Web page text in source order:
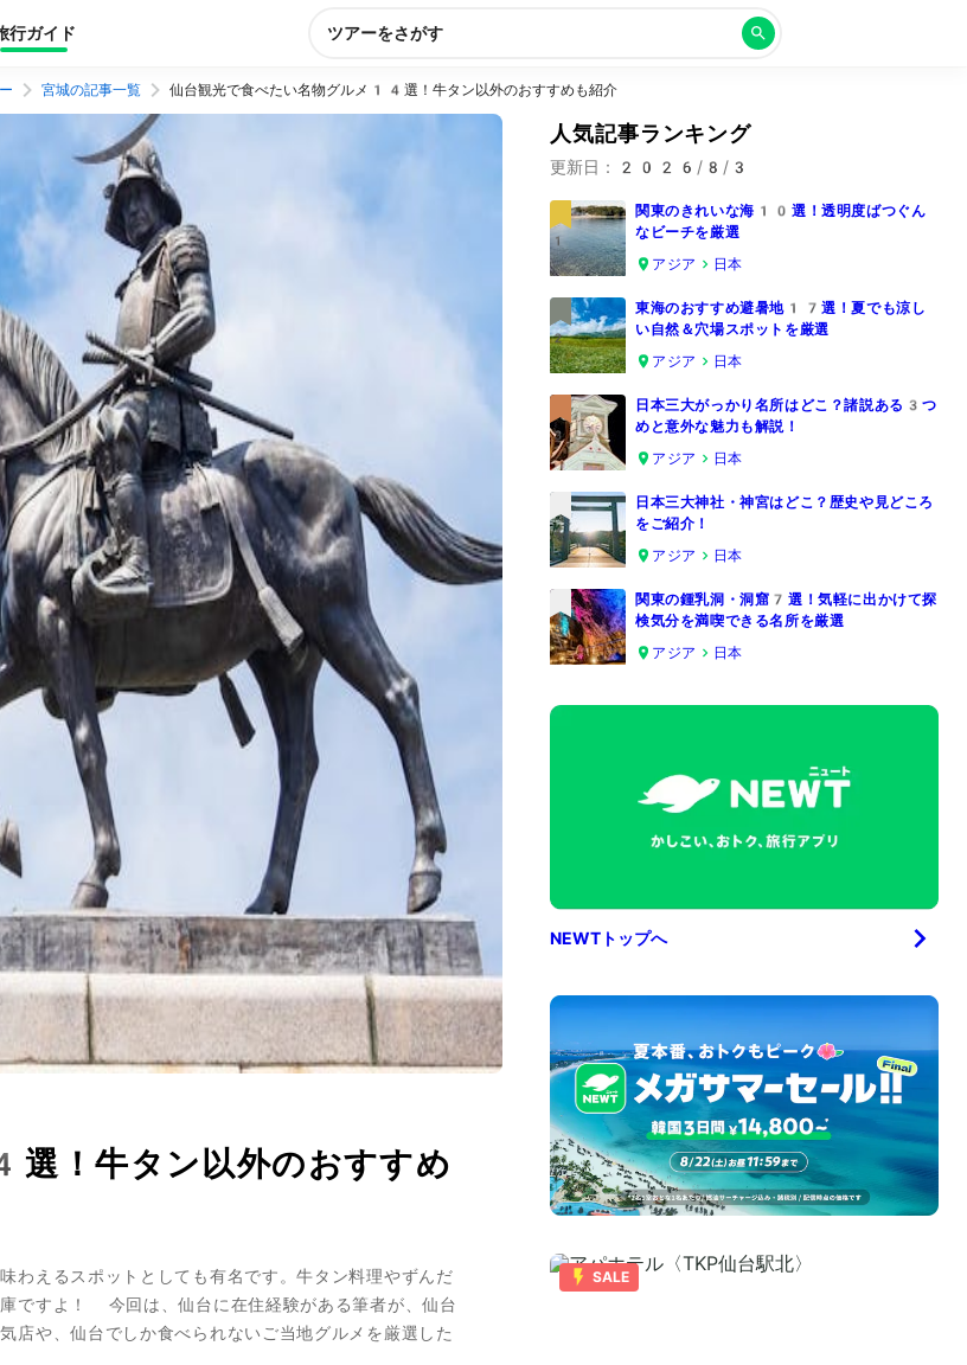
行ガイド ツアーをさがす
宮城の記事一覧 仙台観光で食べたい名物グルメ14選！牛タン以外のおすすめも紹介
！牛タン以外のおすすめ
わえるスポットとしても有名です。牛タン料理やずんだ
ですよ！ 今回は、仙台に在住経験がある筆者が、仙台
店や、仙台でしか食べられないご当地グルメを厳選した
人気記事ランキング
更新日： 2026/8/3
1
関東のきれいな海10選！透明度ばつぐん
なビーチを厳選
アジア
日本
2
東海のおすすめ避暑地17選！夏でも涼し
い自然＆穴場スポットを厳選
アジア
日本
3
日本三大がっかり名所はどこ？諸説ある3つ
めと意外な魅力も解説！
アジア
日本
4
日本三大神社・神宮はどこ？歴史や見どころ
をご紹介！
アジア
日本
5
関東の鍾乳洞・洞窟7選！気軽に出かけて探
検気分を満喫できる名所を厳選
アジア
日本
NEWTトップへ